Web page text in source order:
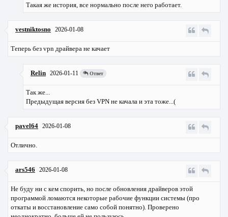
Такая же история, все нормально после него работает.
vestniktosno 2026-01-08
Теперь без vpn драйвера не качает
Relin 2026-01-11 Ответ
Так же...
Предыдущая версия без VPN не качала и эта тоже...(
pavel64 2026-01-08
Отлично.
ars546 2026-01-08
Не буду ни с кем спорить, но после обновления драйверов этой
программой ломаются некоторые рабочие функции системы (про
откаты и восстановление само собой понятно). Проверено